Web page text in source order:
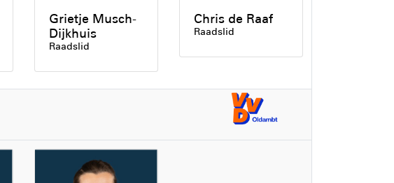
Grietje Musch-
Dijkhuis
Raadslid
Chris de Raaf
Raadslid